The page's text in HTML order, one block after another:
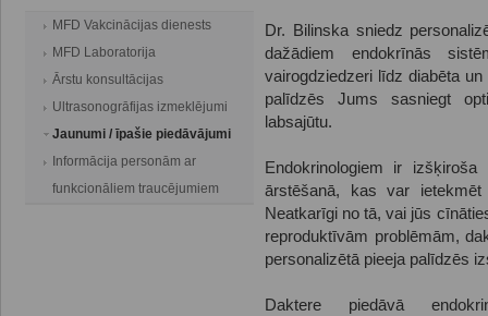
MFD Vakcinācijas dienests
MFD Laboratorija
Ārstu konsultācijas
Ultrasonogrāfijas izmeklējumi
Jaunumi / īpašie piedāvājumi
Informācija personām ar
funkcionāliem traucējumiem
Dr. Bilinska sniedz
dažādiem endokrīnās
vairogdziedzeri līdz diabēta
palīdzēs Jums sasniegt
labsajūtu.
Endokrinologiem ir
ārstēšanā, kas var
Neatkarīgi no tā, vai jūs
reproduktīvām problēmām,
personalizētā pieeja palīdzēs
Daktere piedāvā